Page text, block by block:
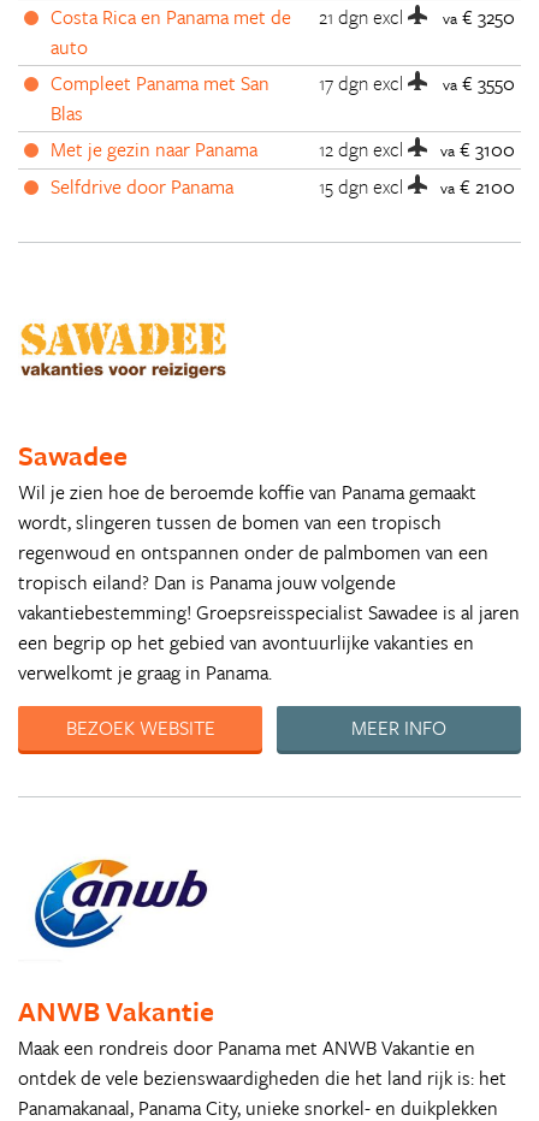
Costa Rica en Panama met de
auto
21 dgnexcl va € 3250
Compleet Panama met San
Blas
17 dgnexcl va € 3550
Met je gezin naar Panama 12 dgnexcl va € 3100
Selfdrive door Panama
15 dgnexcl va € 2100
Sawadee
Wil je zien hoe de beroemde koffie van Panama gemaakt
wordt, slingeren tussen de bomen van een tropisch
regenwoud en ontspannen onder de palmbomen van een
tropisch eiland? Dan is Panama jouw volgende
vakantiebestemming! Groepsreisspecialist Sawadee is al jaren
een begrip op het gebied van avontuurlijke vakanties en
verwelkomt je graag in Panama.
BEZOEK WEBSITE
MEER INFO
ANWB Vakantie
Maak een rondreis door Panama met ANWB Vakantie en
ontdek de vele bezienswaardigheden die het land rijk is: het
Panamakanaal, Panama City, unieke snorkel- en duikplekken